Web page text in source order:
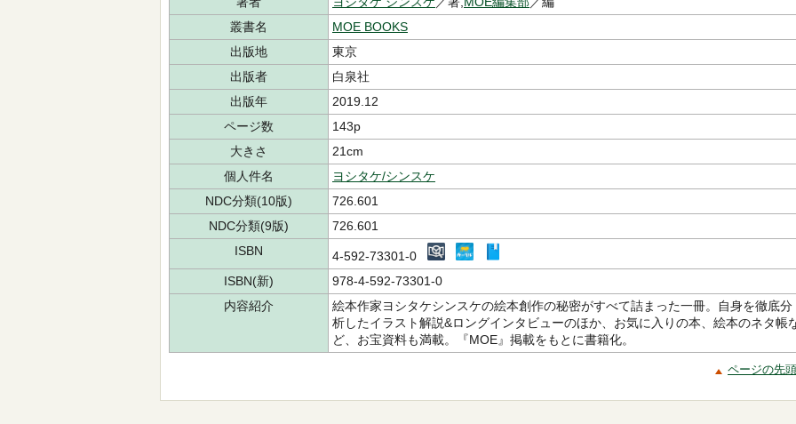
叢書名
MOE BOOKS
出版地
東京
出版者
白泉社
出版年
2019.12
ページ数
143p
大きさ
21cm
個人件名
ヨシタケ/シンスケ
NDC分類(10版)
726.601
NDC分類(9版)
726.601
ISBN
4-592-73301-0
ISBN(新)
978-4-592-73301-0
内容紹介
絵本作家ヨシタケシンスケの絵本創作の秘密がすべて詰まった一冊。自身を徹底分
析したイラスト解説&ロングインタビューのほか、お気に入りの本、絵本のネタ帳
ど、お宝資料も満載。『MOE』掲載をもとに書籍化。
ページの先